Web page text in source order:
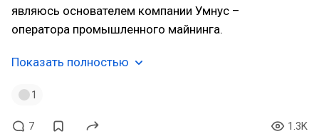
являюсь основателем компании Умнус –
оператора промышленного майнинга.
Показать полностью
1
7 1.3K